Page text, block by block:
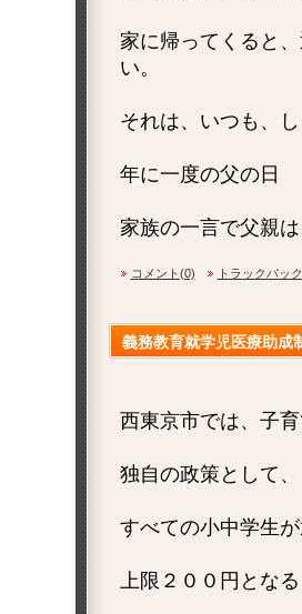
家に帰ってくると
い。
それは、いつも、
年に一度の父の
家族の一言で父親
コメント(0) トラックバッ
義務教育就学児医療助成
西東京市では、子育
独自の政策として
すべての小中学生
上限２００円とな